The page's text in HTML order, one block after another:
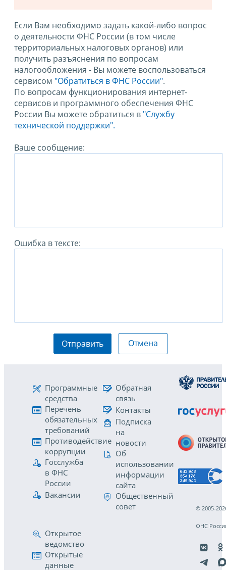
Если Вам необходимо задать какой-либо вопрос
о деятельности ФНС России (в том числе
территориальных налоговых органов) или
получить разъяснения по вопросам
налогообложения - Вы можете воспользоваться
сервисом "Обратиться в ФНС России".
По вопросам функционирования интернет-
сервисов и программного обеспечения ФНС
России Вы можете обратиться в "Службу
технической поддержки".
Ваше сообщение:
Ошибка в тексте:
Отправить Отмена
Программные
средства
Перечень
обязательных
требований
Противодействие
коррупции
Госслужба
в ФНС
России
Вакансии
Обратная
связь
Контакты
Подписка
на
новости
Об
использовании
информации
сайта
Общественный
совет
Открытое
ведомство
Открытые
данные
© 2005-
ФНС